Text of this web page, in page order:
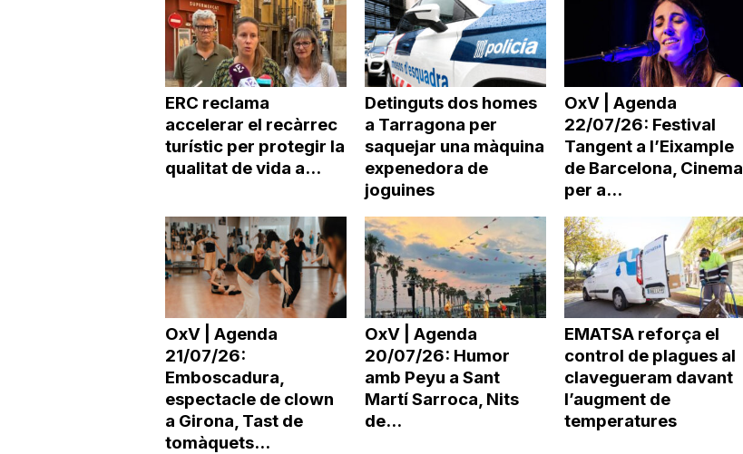
ERC reclama
accelerar el recàrrec
turístic per protegir la
qualitat de vida a...
Detinguts dos homes
a Tarragona per
saquejar una màquina
expenedora de
joguines
OxV | Agenda
22/07/26: Festival
Tangent a l’Eixample
de Barcelona, Cinema
per a...
OxV | Agenda
21/07/26:
Emboscadura,
espectacle de clown
a Girona, Tast de
tomàquets...
OxV | Agenda
20/07/26: Humor
amb Peyu a Sant
Martí Sarroca, Nits
de...
EMATSA reforça el
control de plagues al
clavegueram davant
l’augment de
temperatures